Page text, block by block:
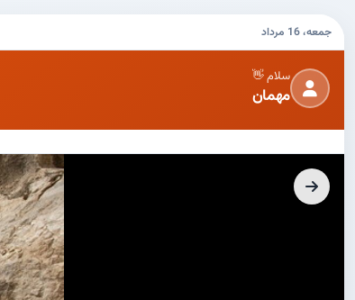
جمعه، 16 مرداد
سلام 👋
مهمان